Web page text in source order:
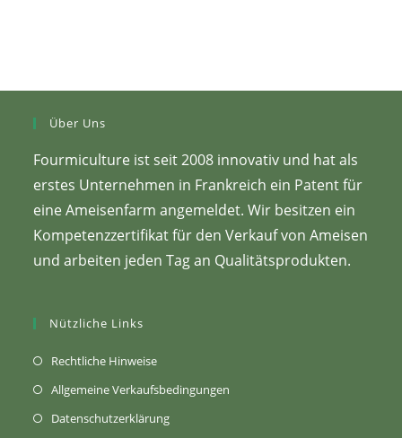
Über Uns
Fourmiculture ist seit 2008 innovativ und hat als
erstes Unternehmen in Frankreich ein Patent für
eine Ameisenfarm angemeldet. Wir besitzen ein
Kompetenzzertifikat für den Verkauf von Ameisen
und arbeiten jeden Tag an Qualitätsprodukten.
Nützliche Links
Rechtliche Hinweise(Öffnet
einem
Allgemeine Verkaufsbedingungen
Datenschutzerklärung(Wird